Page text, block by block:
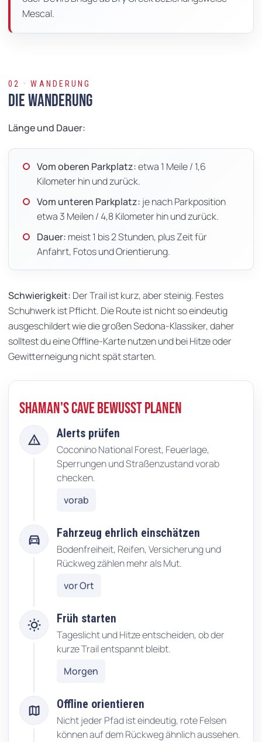
Mescal.
02 · WANDERUNG
Die Wanderung
Länge und Dauer:
Vom oberen Parkplatz:etwa 1 Meile / 1,6
Kilometer hin und zurück.
Vom unteren Parkplatz: je nach Parkposition
etwa 3 Meilen / 4,8 Kilometer hin und zurück.
Dauer: meist 1 bis 2 Stunden, plus Zeit für
Anfahrt, Fotos und Orientierung.
Schwierigkeit: Der Trail ist kurz, aber steinig. Festes
Schuhwerk ist Pflicht. Die Route ist nicht so eindeutig
ausgeschildert wie die großen Sedona-Klassiker, daher
solltest du eine Offline-Karte nutzen und bei Hitze oder
Gewitterneigung nicht spät starten.
Shaman's Cave bewusst planen
warning Alerts prüfen
Coconino National Forest, Feuerlage,
Sperrungen und Straßenzustand vorab
checken.
vorab
directions_car Fahrzeug ehrlich einschätzen
Bodenfreiheit, Reifen, Versicherung und
Rückweg zählen mehr als Mut.
vor Ort
wb_sunny Früh starten
Tageslicht und Hitze entscheiden, ob der
kurze Trail entspannt bleibt.
Morgen
map Offline orientieren
Nicht jeder Pfad ist eindeutig, rote Felsen
können auf dem Rückweg ähnlich aussehen.